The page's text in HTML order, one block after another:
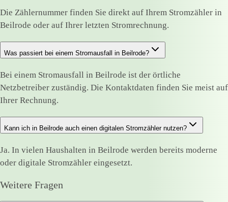
Die Zählernummer finden Sie direkt auf Ihrem Stromzähler in
Beilrode oder auf Ihrer letzten Stromrechnung.
Was passiert bei einem Stromausfall in Beilrode?
Bei einem Stromausfall in Beilrode ist der örtliche
Netzbetreiber zuständig. Die Kontaktdaten finden Sie meist auf
Ihrer Rechnung.
Kann ich in Beilrode auch einen digitalen Stromzähler nutzen?
Ja. In vielen Haushalten in Beilrode werden bereits moderne
oder digitale Stromzähler eingesetzt.
Weitere Fragen